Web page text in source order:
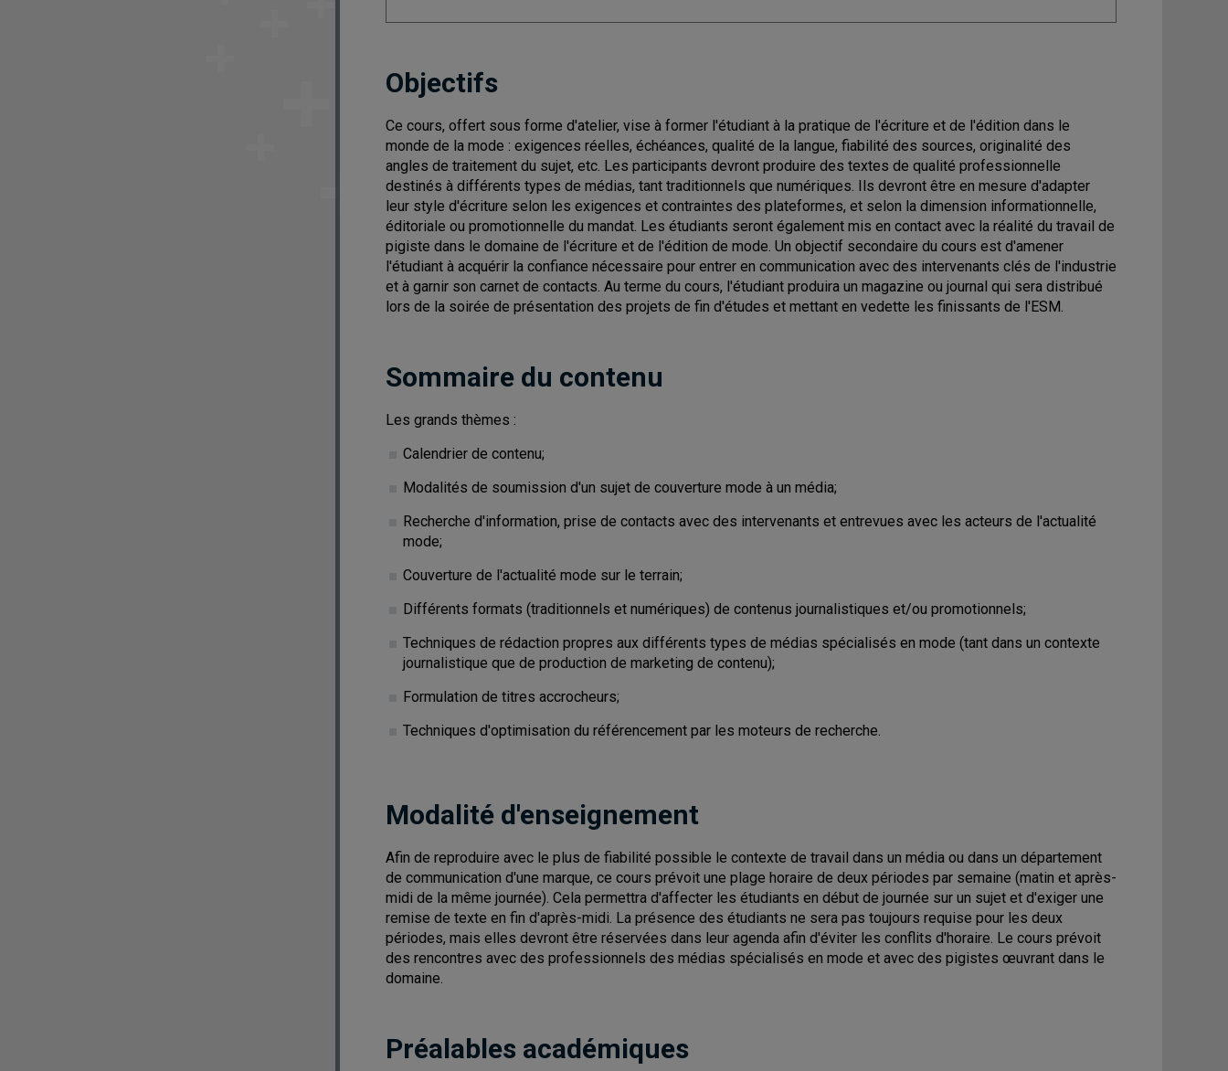
Objectifs
Ce cours, offert sous forme d'atelier, vise à former l'étudiant à la pratique de l'écriture et de l'édition dans le
monde de la mode : exigences réelles, échéances, qualité de la langue, fiabilité des sources, originalité des
angles de traitement du sujet, etc. Les participants devront produire des textes de qualité professionnelle
destinés à différents types de médias, tant traditionnels que numériques. Ils devront être en mesure d'adapter
leur style d'écriture selon les exigences et contraintes des plateformes, et selon la dimension informationnelle,
éditoriale ou promotionnelle du mandat. Les étudiants seront également mis en contact avec la réalité du travail de
pigiste dans le domaine de l'écriture et de l'édition de mode. Un objectif secondaire du cours est d'amener
l'étudiant à acquérir la confiance nécessaire pour entrer en communication avec des intervenants clés de l'industrie
et à garnir son carnet de contacts. Au terme du cours, l'étudiant produira un magazine ou journal qui sera distribué
lors de la soirée de présentation des projets de fin d'études et mettant en vedette les finissants de l'ESM.
Sommaire du contenu
Les grands thèmes :
Calendrier de contenu;
Modalités de soumission d'un sujet de couverture mode à un média;
Recherche d'information, prise de contacts avec des intervenants et entrevues avec les acteurs de l'actualité
mode;
Couverture de l'actualité mode sur le terrain;
Différents formats (traditionnels et numériques) de contenus journalistiques et/ou promotionnels;
Techniques de rédaction propres aux différents types de médias spécialisés en mode (tant dans un contexte
journalistique que de production de marketing de contenu);
Formulation de titres accrocheurs;
Techniques d'optimisation du référencement par les moteurs de recherche.
Modalité d'enseignement
Afin de reproduire avec le plus de fiabilité possible le contexte de travail dans un média ou dans un département
de communication d'une marque, ce cours prévoit une plage horaire de deux périodes par semaine (matin et après-
midi de la même journée). Cela permettra d'affecter les étudiants en début de journée sur un sujet et d'exiger une
remise de texte en fin d'après-midi. La présence des étudiants ne sera pas toujours requise pour les deux
périodes, mais elles devront être réservées dans leur agenda afin d'éviter les conflits d'horaire. Le cours prévoit
des rencontres avec des professionnels des médias spécialisés en mode et avec des pigistes œuvrant dans le
domaine.
Préalables académiques